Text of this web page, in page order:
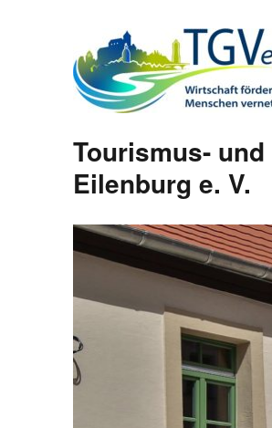
Tourismus-
Eilenburg e. V.